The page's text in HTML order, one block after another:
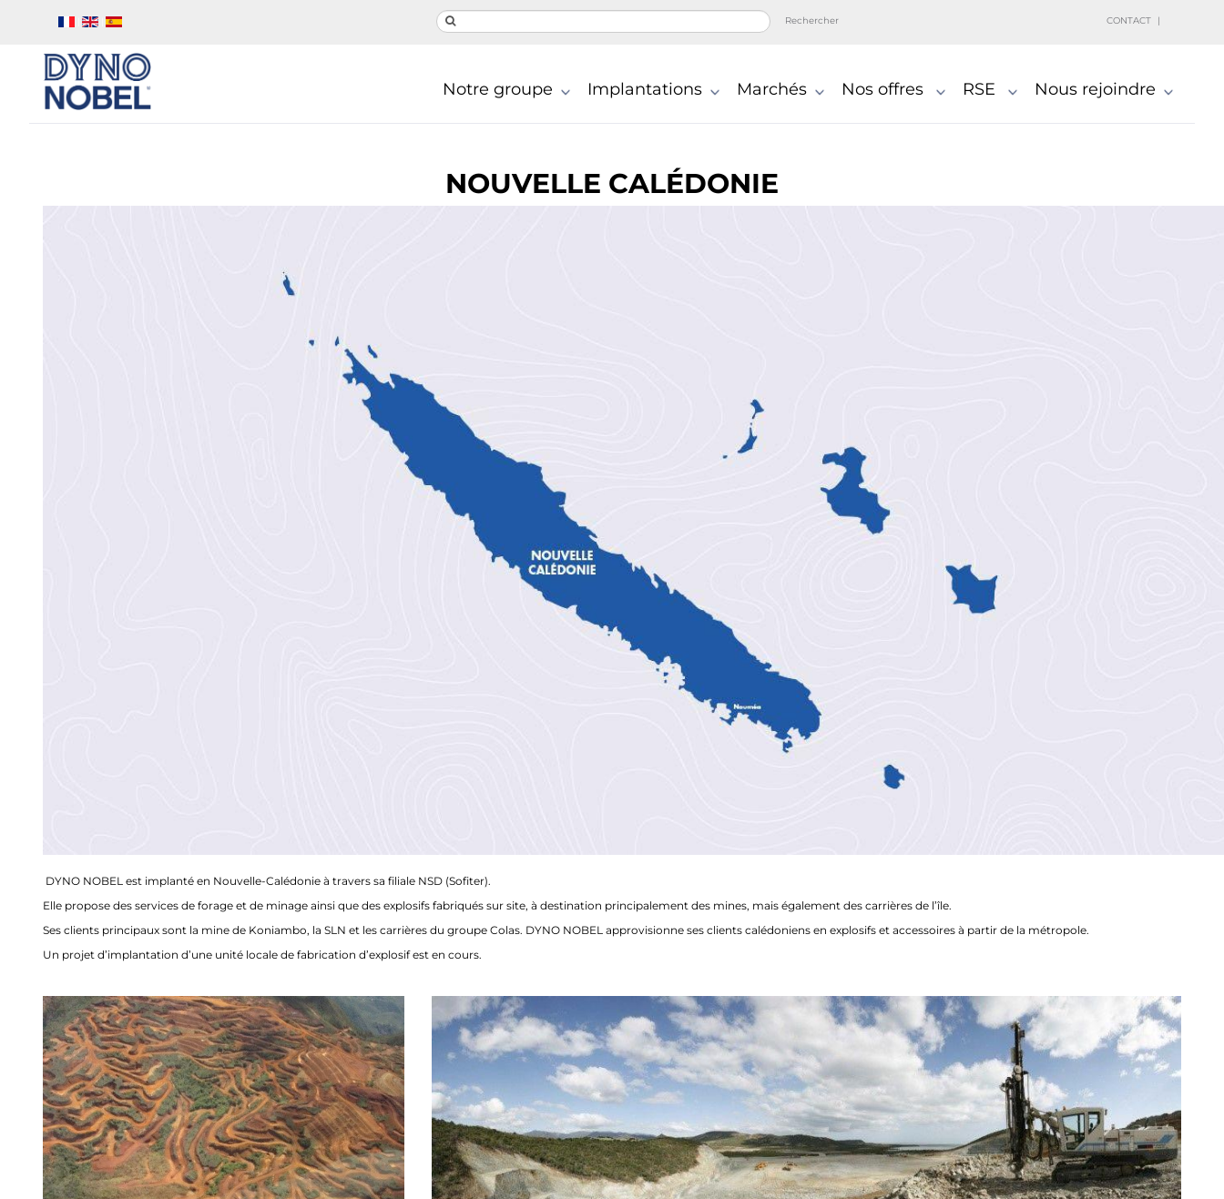
Rechercher CONTACT
Notre groupe Implantations Marchés Nos offres RSE Nous rejoindre
NOUVELLE CALÉDONIE
DYNO NOBEL est implanté en Nouvelle-Calédonie à travers sa filiale NSD (Sofiter).
Elle propose des services de forage et de minage ainsi que des explosifs fabriqués sur site, à destination principalement des mines, mais également des carrières de l’île.
Ses clients principaux sont la mine de Koniambo, la SLN et les carrières du groupe Colas. DYNO NOBEL approvisionne ses clients calédoniens en explosifs et accessoires à partir de la métropole.
Un projet d’implantation d’une unité locale de fabrication d’explosif est en cours.